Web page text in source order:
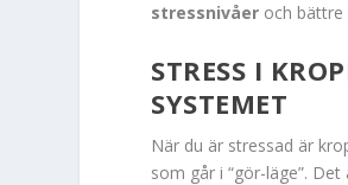
stressnivåer och bättre
STRESS I
SYSTEMET
När du är stressad är
som går i “gör-läge”.